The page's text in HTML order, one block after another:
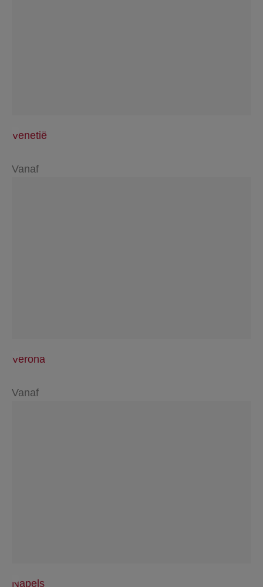
Venetië
Vanaf
Verona
Vanaf
Napels